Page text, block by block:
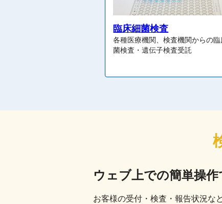
臨床細菌検査
各種医療機関、検査機関からの臨
菌検査・遺伝子検査受託
ウェブ上での簡単操作
お客様の受付・検査・報告状況な